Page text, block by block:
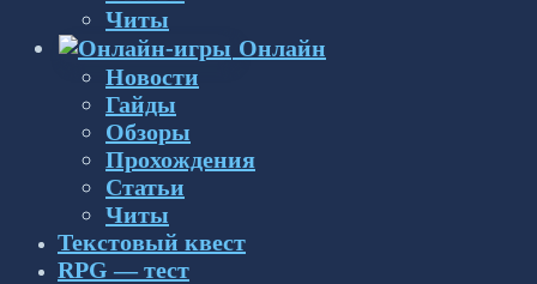
Читы
Онлайн
Новости
Гайды
Обзоры
Прохождения
Статьи
Читы
Текстовый квест
RPG — тест